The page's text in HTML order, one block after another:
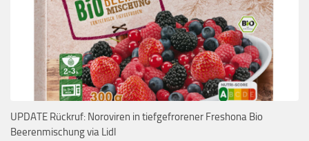
UPDATE Rückruf: Noroviren in tiefgefrorener Freshona Bio
Beerenmischung via Lidl